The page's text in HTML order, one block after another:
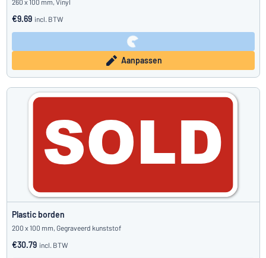
260 x 100 mm, Vinyl
€9.69 incl. BTW
Aanpassen
Plastic borden
200 x 100 mm, Gegraveerd kunststof
€30.79 incl. BTW